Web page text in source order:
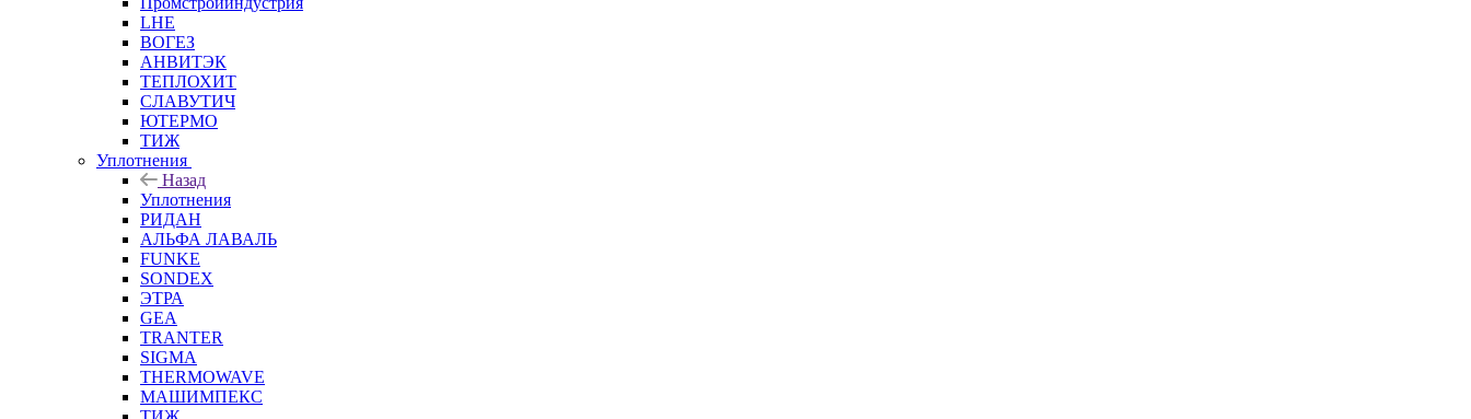
LHE
ВОГЕЗ
АНВИТЭК
ТЕПЛОХИТ
СЛАВУТИЧ
ЮТЕРМО
ТИЖ
Уплотнения
Назад
Уплотнения
РИДАН
АЛЬФА ЛАВАЛЬ
FUNKE
SONDEX
ЭТРА
GEA
TRANTER
SIGMA
THERMOWAVE
МАШИМПЕКС